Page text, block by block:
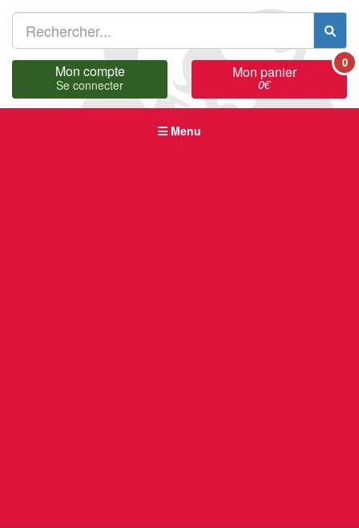
Mon compte
Se connecter
Mon panier
0€
0
Menu